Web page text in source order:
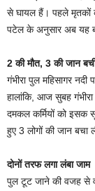
से घायल हैं। पहले मृतकों
पटेल के अनुसार अब यह
2 की मौत, 3 की जान
गंभीरा पुल महिसागर
हालांकि, आज सुबह
दमकल कर्मियों को इसक
हुए 3 लोगों की जान बचा
दोनों तरफ लगा लंबा जाम
पुल टूट जाने की वजह से